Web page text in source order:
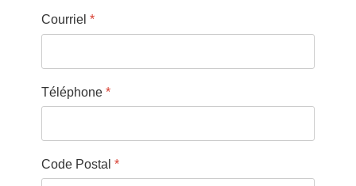
Courriel *
Téléphone *
Code Postal *